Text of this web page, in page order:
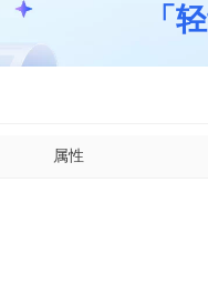
「
属性